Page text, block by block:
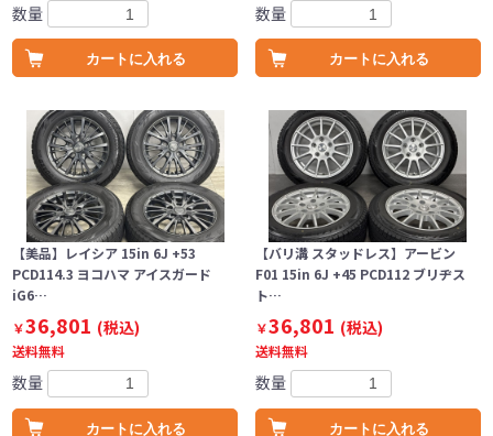
数量
カートに入れる
数量
カートに入れる
【美品】レイシア 15in 6J +53
PCD114.3 ヨコハマ アイスガード
iG6…
￥36,801 (税込)
送料無料
数量
カートに入れる
【バリ溝 スタッドレス】アービン
F01 15in 6J +45 PCD112 ブリヂス
ト…
￥36,801 (税込)
送料無料
数量
カートに入れる